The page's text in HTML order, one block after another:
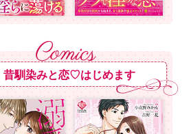
昔馴染みと恋♡はじめます